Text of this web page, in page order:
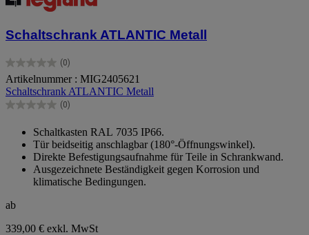
Schaltschrank ATLANTIC Metall
(0)
0.0
von
5
Sternen.
Artikelnummer : MIG2405621
Schaltschrank ATLANTIC Metall
(0)
0.0
Sternen.
Schaltkasten RAL 7035 IP66.
Tür beidseitig anschlagbar (180°-Öffnungswinkel).
Direkte Befestigungsaufnahme für Teile in Schrankwand.
Ausgezeichnete Beständigkeit gegen Korrosion und
klimatische Bedingungen.
ab
339,00 € exkl. MwSt